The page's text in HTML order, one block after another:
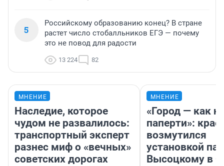
5
Российскому образованию конец? В стране
растет число стобалльников ЕГЭ — почему
это не повод для радости
13 224 82
МНЕНИЕ
Наследие, которое
чудом не развалилось:
транспортный эксперт
разнес миф о «вечных»
советских дорогах
МНЕНИЕ
«Город — как
паперти»:
возмутился
установкой
Высоцкому в